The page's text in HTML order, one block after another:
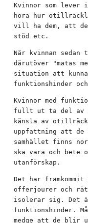
Kvinnor som lever
höra hur
vill ha dem, att de
stöd etc.
När kvinnan
därutöver "matas
situation att
funktionshinder
Kvinnor med
fullt ut ta del av
känsla av
uppfattning att
samhället finns
ska vara och bete
utanförskap.
Det har
offerjourer och
isolerar sig. Det
funktionshinder.
medge att de blir